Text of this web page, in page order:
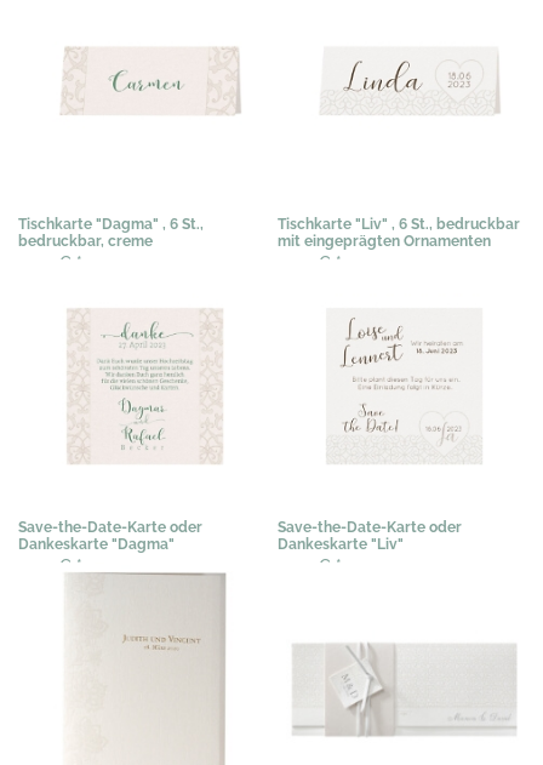
Tischkarte "Dagma" , 6 St.,
bedruckbar, creme
0,50 € *
Tischkarte "Liv" , 6 St., bedruckbar
mit eingeprägten Ornamenten
0,50 € *
Save-the-Date-Karte oder
Dankeskarte "Dagma"
0,50 € *
Save-the-Date-Karte oder
Dankeskarte "Liv"
0,50 € *